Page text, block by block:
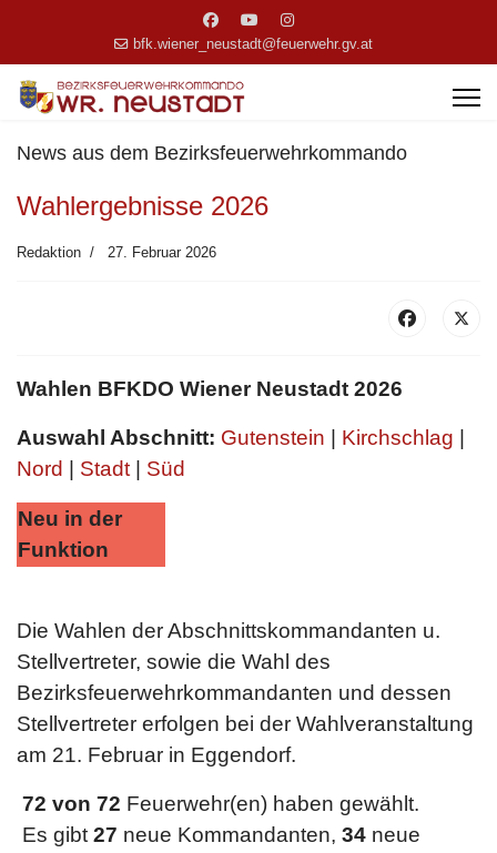
bfk.wiener_neustadt@feuerwehr.gv.at
News aus dem Bezirksfeuerwehrkommando
Wahlergebnisse 2026
Redaktion 27. Februar 2026
Wahlen BFKDO Wiener Neustadt 2026
Auswahl Abschnitt: Gutenstein Kirchschlag
Nord
Stadt Süd
Neu in der
Funktion
Die Wahlen der Abschnittskommandanten u.
Stellvertreter, sowie die Wahl des
Bezirksfeuerwehrkommandanten und dessen
Stellvertreter erfolgen bei der Wahlveranstaltung
am 21. Februar in Eggendorf.
72 von 72 Feuerwehr(en) haben gewählt.
Es gibt 27 neue Kommandanten, 34 neue